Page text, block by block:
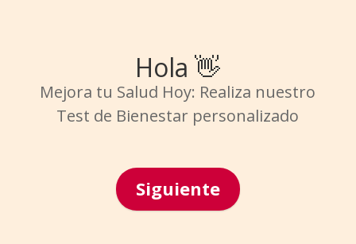
Hola 👋
Mejora tu Salud Hoy: Realiza nuestro
Test de Bienestar personalizado
Siguiente